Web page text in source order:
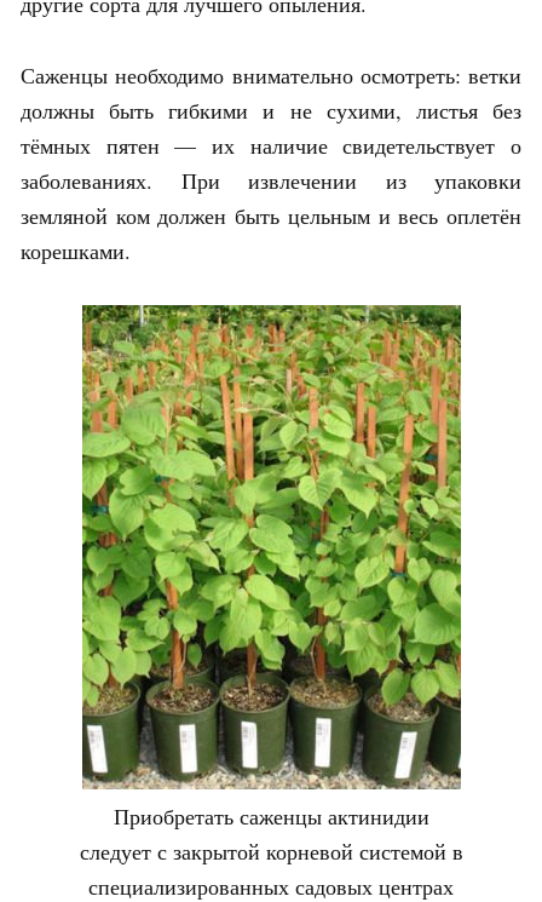
Саженцы необходимо внимательно осмотреть: ветки
должны быть гибкими и не сухими, листья без
тёмных пятен — их наличие свидетельствует о
заболеваниях. При извлечении из упаковки
земляной ком должен быть цельным и весь оплетён
корешками.
Приобретать саженцы актинидии
следует с закрытой корневой системой в
специализированных садовых центрах